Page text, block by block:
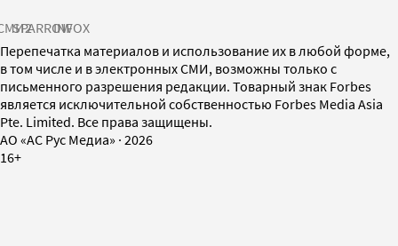
SPARROWINFOX
Перепечатка материалов и использование их в любой форме,
в том числе и в электронных СМИ, возможны только с
письменного разрешения редакции. Товарный знак Forbes
является исключительной собственностью Forbes Media Asia
Pte. Limited. Все права защищены.
AO «АС Рус Медиа» · 2026
16+